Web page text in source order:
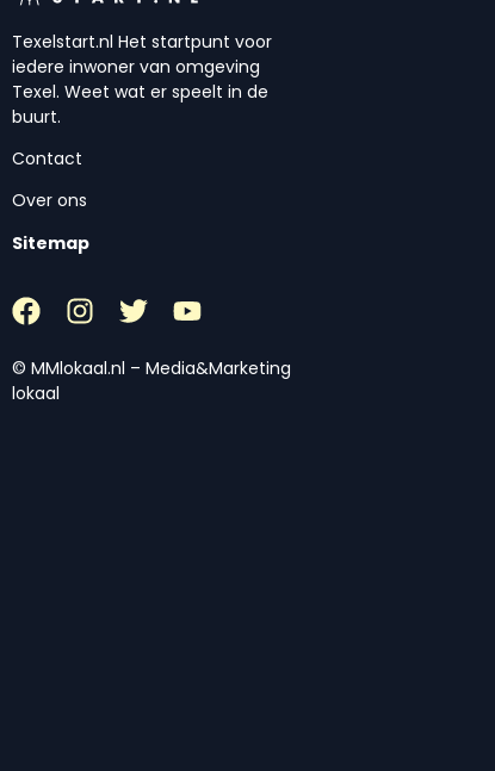
Texelstart.nl Het startpunt voor
iedere inwoner van omgeving
Texel. Weet wat er speelt in de
buurt.
Contact
Over ons
Sitemap
© MMlokaal.nl – Media&Marketing
lokaal